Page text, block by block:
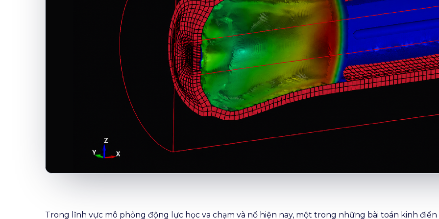
Trong lĩnh vực mô phỏng động lực học va chạm và nổ hiện nay, một trong những bài toán kinh điển